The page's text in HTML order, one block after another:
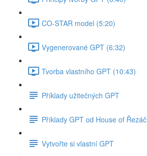
CO-STAR model (5:20)
Vygenerované GPT (6:32)
Tvorba vlastního GPT (10:43)
Příklady užitečných GPT
Příklady GPT od House of Řezáč
Vytvořte si vlastní GPT